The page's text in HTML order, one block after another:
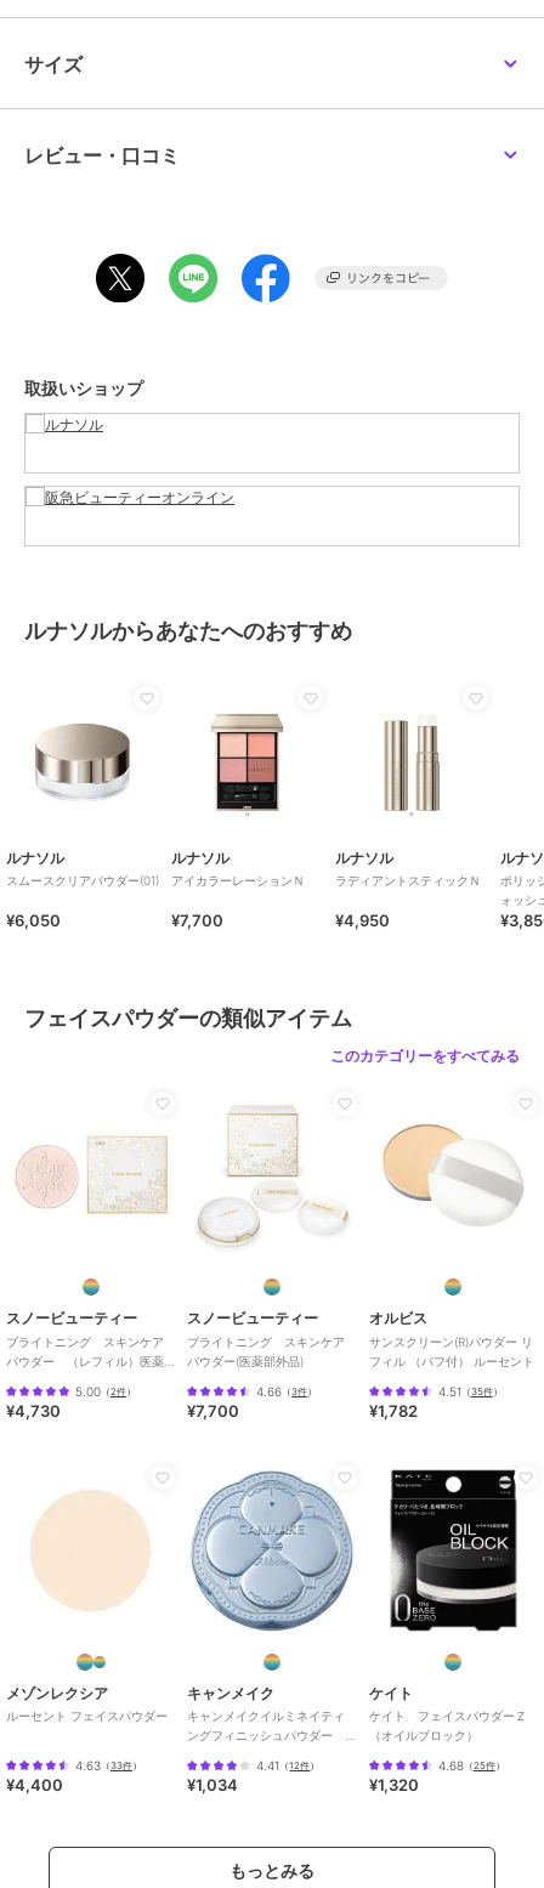
ベースメイク ／フェイスパウダ
商品のお取り扱い方法
つや
サイズ
レビュー・口コミ
取扱いショップ
ルナソルからあなたへのおすすめ
ルナソル
スムースクリアパウダー(01)
¥6,050
ルナソル
アイカラーレーションＮ
¥7,700
ルナソル
ラディアントスティックＮ
¥4,950
ルナ
ポリッ
ォッシ
フェイスパウダーの類似アイテム
このカテゴリーをすべてみる
スノービューティー
ブライトニング スキンケア
パウダー （レフィル）医薬
5.00 （2件）
¥4,730
スノービューティー
ブライトニング スキンケア
パウダー(医薬部外品)
4.66 （3件）
¥7,700
オルビス
サンスクリーン(R)パウダー リ
フィル （パフ付） ルーセント
4.51 （35件）
¥1,782
メゾンレクシア
ルーセント フェイスパウダー
4.63 （33件）
¥4,400
キャンメイク
キャンメイクイルミネイティ
ングフィニッシュパウダー
4.41 （12件）
¥1,034
ケイト
ケイト フェイスパウダーＺ
（オイルブロック）
4.68（25件）
¥1,320
もっとみる